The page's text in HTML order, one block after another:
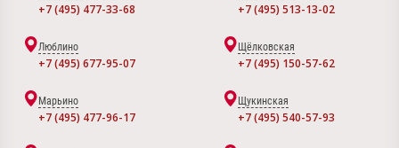
+7 (495) 477-33-68 +7 (495) 513-13-02
Люблино
+7 (495) 677-95-07
Щёлковская
+7 (495) 150-57-62
Марьино
+7 (495) 477-96-17
Щукинская
+7 (495) 540-57-93